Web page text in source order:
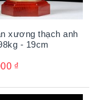
xương thạch anh
- 19cm
₫